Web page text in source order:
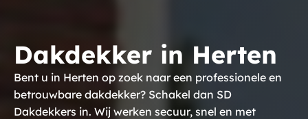
Dakdekker in Herten
Bent u in Herten op zoek naar een professionele en
betrouwbare dakdekker? Schakel dan SD
Dakdekkers in. Wij werken secuur, snel en met